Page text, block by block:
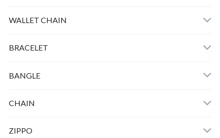
SMALL PEANUTS K10 ＋CHAIN
SMALL BERO PEANUTS K10 ＋CHAIN
HORSE KEY HOOK
WALLET CHAIN
BRACELET
BANGLE
HORSE TWIST BANGLE
CHAIN
ZIPPO